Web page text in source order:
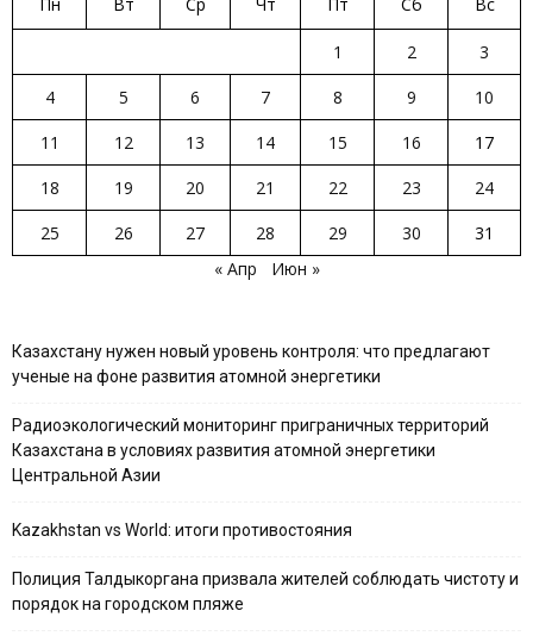
Пн Вт Ср Чт Пт Сб Вс
1 2
3
4
5 6 7 8 9
10
11
12 13 14 15 16
17
18
19 20 21 22 23
24
25
26 27 28 29 30
31
« Апр
Июн »
Казахстану нужен новый уровень контроля: что предлагают
ученые на фоне развития атомной энергетики
Радиоэкологический мониторинг приграничных территорий
Казахстана в условиях развития атомной энергетики
Центральной Азии
Kazakhstan vs World: итоги противостояния
Полиция Талдыкоргана призвала жителей соблюдать чистоту и
порядок на городском пляже